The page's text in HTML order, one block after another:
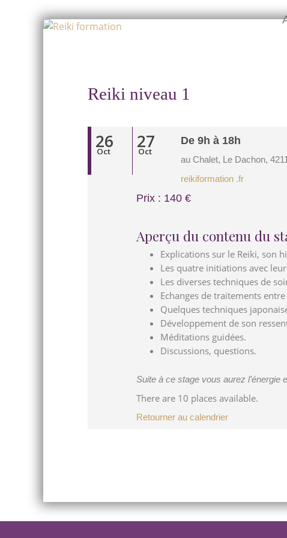
Skip
Reiki niveau 1
26
Oct 27
Oct
De 9h à 18h
au Chalet, Le Dachon,
reikiformation .fr
Prix : 140 €
Aperçu du contenu du
Explications sur le Reiki, son
Les quatre initiations avec
Les diverses techniques de
Echanges de traitements
Quelques techniques
Développement de son
Méditations guidées.
Discussions, questions.
Suite à ce stage vous aurez l’énergie
There are 10 places available.
Retourner au calendrier